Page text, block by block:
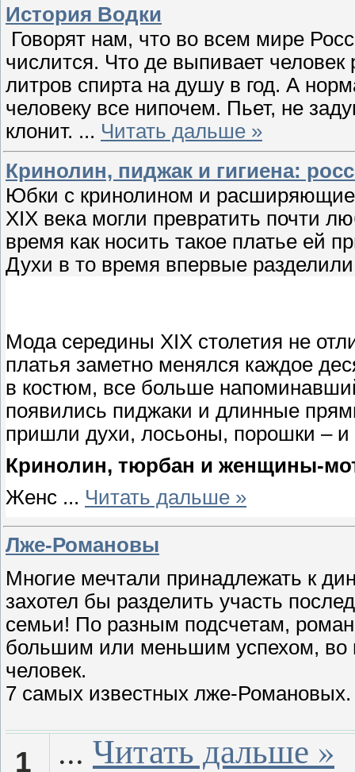
История Водки
Говорят нам, что во всем мире
числится. Что де выпивает
литров спирта на душу в год. А
человеку все нипочем. Пьет, не
клонит. ... Читать дальше »
Кринолин, пиджак и гигиена:
Юбки с кринолином и
XIX века могли превратить почти
время как носить такое платье ей
Духи в то время впервые
Мода середины XIX столетия не
платья заметно менялся каждое
в костюм, все больше
появились пиджаки и длинные
пришли духи, лосьоны, порошки – и
Кринолин, тюрбан и женщины-
Женс ... Читать дальше »
Лже-Романовы
Многие мечтали принадлежать к
захотел бы разделить участь
семьи! По разным подсчетам,
большим или меньшим успехом, во
человек.
7 самых известных лже-Романовых.
1 ... Читать дальше »